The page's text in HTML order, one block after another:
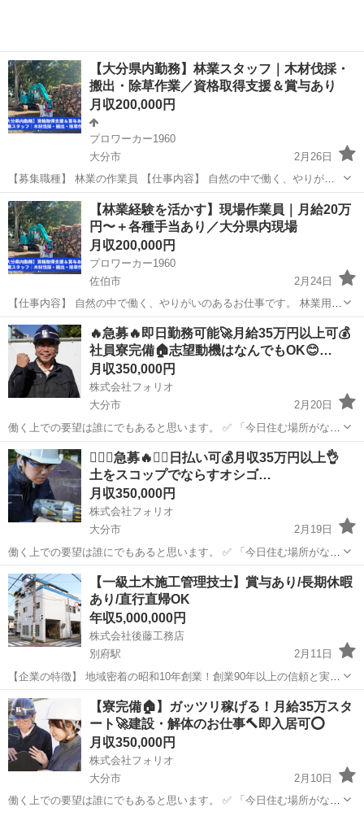
【大分県内勤務】林業スタッフ｜木材伐採・
搬出・除草作業／資格取得支援＆賞与あり
月収200,000円
プロワーカー1960
大分市
2月26日
【募集職種】 林業の作業員 【仕事内容】 自然の中で働く、やりがい
のあるお仕事です。 林業用の機械を使用し、木材の伐採や搬出、また
公共・民間の除草作業を行っていただきます。 ＜主な業務内容＞ ・林
業機械に...
大分 大分市 その他 未経験
【林業経験を活かす】現場作業員｜月給20万
円〜＋各種手当あり／大分県内現場
月収200,000円
プロワーカー1960
佐伯市
2月24日
【仕事内容】 自然の中で働く、やりがいのあるお仕事です。 林業用の
機械を使用し、木材の伐採や搬出、また公共・民間の除草作業を行っ
ていただきます。 ＜主な業務内容＞ ・林業機械による木材の伐採、搬
出作業 ・チェー...
大分 佐伯市 その他 未経験
🔥急募🔥即日勤務可能🚀月給35万円以上可💰
社員寮完備🏠志望動機はなんでもOK😊…
月収350,000円
株式会社フォリオ
大分市
2月20日
働く上での要望は誰にでもあると思います。 ✅ 「今日住む場所がな
い、即入寮したい」 ✅ 「手持ちがピンチ、明日日払いが欲しい」 ✅
「経験ないけど、とにかく稼ぎたい」 私たちにご相談いただければ、
そんなあ...
大分 大分市 土木
❤️‍🔥🔥急募🔥❤️‍🔥日払い可💰月収35万円以上👌
土をスコップでならすオシゴ…
月収350,000円
株式会社フォリオ
大分市
2月19日
働く上での要望は誰にでもあると思います。 ✅ 「今日住む場所がな
い、即入寮したい」 ✅ 「手持ちがピンチ、明日日払いが欲しい」 ✅
「経験ないけど、とにかく稼ぎたい」 私たちにご相談いただければ、
そんなあ...
大分 大分市 土木 未経験
【一級土木施工管理技士】賞与あり/長期休暇
あり/直行直帰OK
年収5,000,000円
株式会社後藤工務店
別府駅
2月11日
【企業の特徴】 地域密着の昭和10年創業！創業90年以上の信頼と実績
のある企業です！ 現場は近場が多く転勤はありません 公共工事メイン
の安定経営、週休2日制、有給なども取りやすくプライベート充実 公
共事業メインの建設会社...
大分 別府駅 施工管理 近場
【寮完備🏠】ガッツリ稼げる！月給35万スタ
ート🚀建設・解体のお仕事🔨即入居可⭕️
月収350,000円
株式会社フォリオ
大分市
2月10日
働く上での要望は誰にでもあると思います。 ✅ 「今日住む場所がな